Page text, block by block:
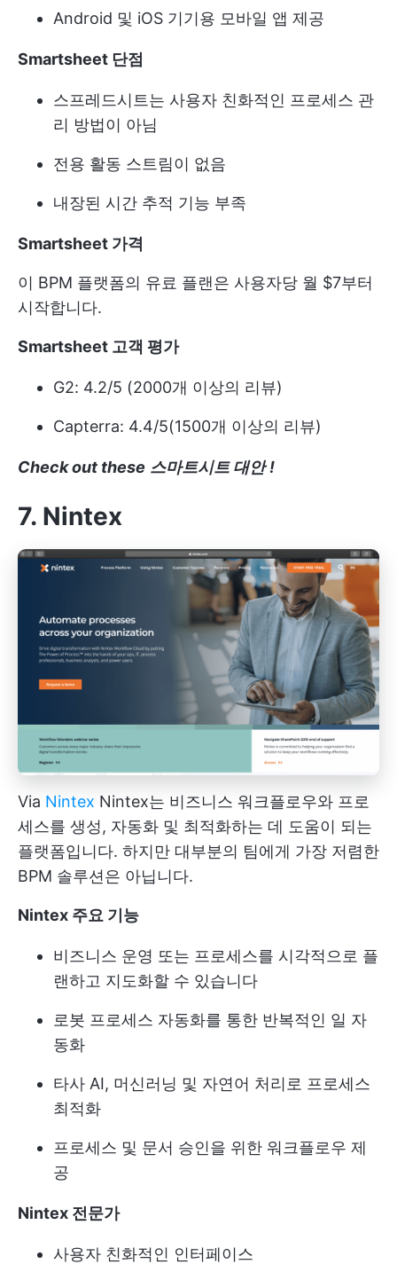
Android 및 iOS 기기용 모바일 앱 제공
Smartsheet 단점
스프레드시트는 사용자 친화적인 프로세스 관
리 방법이 아님
전용 활동 스트림이 없음
내장된 시간 추적 기능 부족
Smartsheet 가격
이 BPM 플랫폼의 유료 플랜은 사용자당 월 $7부터
시작합니다.
Smartsheet 고객 평가
G2: 4.2/5 (2000개 이상의 리뷰)
Capterra: 4.4/5(1500개 이상의 리뷰)
Check out these 스마트시트 대안 !
7. Nintex
Via Nintex Nintex는 비즈니스 워크플로우와 프로
세스를 생성, 자동화 및 최적화하는 데 도움이 되는
플랫폼입니다. 하지만 대부분의 팀에게 가장 저렴한
BPM 솔루션은 아닙니다.
Nintex 주요 기능
비즈니스 운영 또는 프로세스를 시각적으로 플
랜하고 지도화할 수 있습니다
로봇 프로세스 자동화를 통한 반복적인 일 자
동화
타사 AI, 머신러닝 및 자연어 처리로 프로세스
최적화
프로세스 및 문서 승인을 위한 워크플로우 제
공
Nintex 전문가
사용자 친화적인 인터페이스